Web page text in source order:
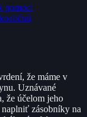
pomoci
že máme v
Uznávané
že účelom jeho
zásobníky na